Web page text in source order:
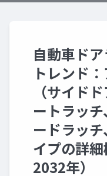
自動車ド
トレンド
（サイド
ートラッ
ードラッ
イプの詳
2032年）